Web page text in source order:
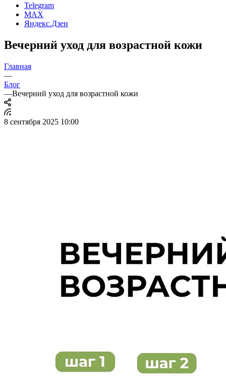
Telegram
MAX
Яндекс.Дзен
Вечерний уход для возрастной кожи
Главная
—
Блог
—Вечерний уход для возрастной кожи
8 сентября 2025 10:00